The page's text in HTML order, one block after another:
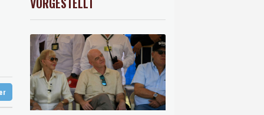
Sachsen-Anhalt
0.32%